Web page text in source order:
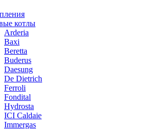
котлы
Arderia
Baxi
Beretta
Buderus
Daesung
De Dietrich
Ferroli
Fondital
Hydrosta
ICI Caldaie
Immergas